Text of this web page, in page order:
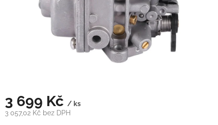
3 699 Kč / ks
3 057,02 Kč bez DPH